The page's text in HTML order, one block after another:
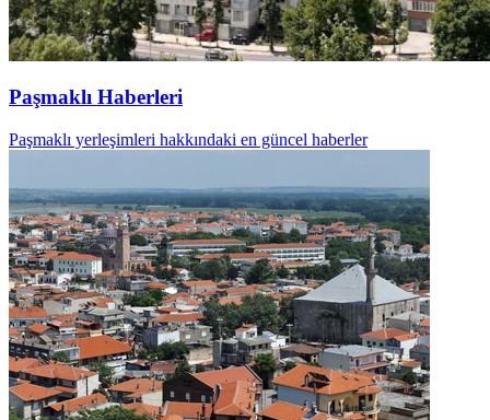
Paşmaklı Haberleri
Paşmaklı yerleşimleri hakkındaki en güncel haberler